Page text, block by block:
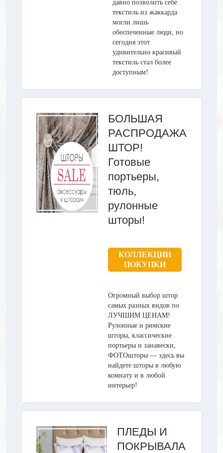
давно позволить себе
текстиль из жаккарда
могли лишь
обеспеченные люди, но
сегодня этот
удивительно красивый
текстиль стал более
доступным!
БОЛЬШАЯ
РАСПРОДАЖА
ШТОР!
Готовые
портьеры,
тюль,
рулонные
шторы!
КОЛЛЕКЦИИ
ПОКУПКИ
Огромный выбор штор
самых разных видов по
ЛУЧШИМ ЦЕНАМ!
Рулонные и римские
шторы, классические
портьеры и занавески,
ФОТОшторы — здесь вы
найдете шторы в любую
комнату и в любой
интерьер!
ПЛЕДЫ И
ПОКРЫВАЛА